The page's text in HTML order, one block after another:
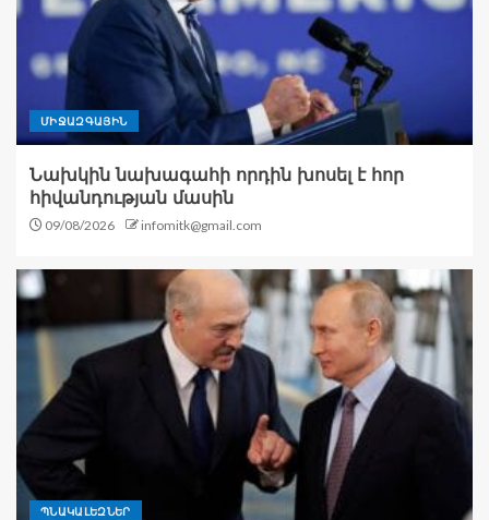
ՄԻՋԱԶԳԱՅԻՆ
Նախկին նախագահի որդին խոսել է հոր
հիվանդության մասին
09/08/2026 infomitk@gmail.com
ՊՆԱԿԱԼԵԶՆԵՐ